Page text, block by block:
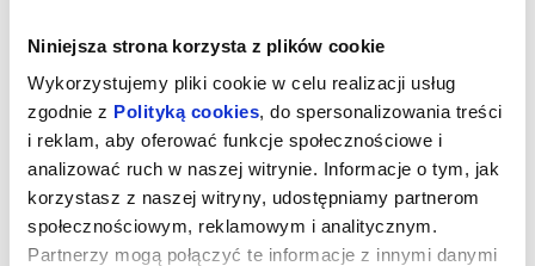
Niniejsza strona korzysta z plików cookie
Wykorzystujemy pliki cookie w celu realizacji usług
zgodnie z Polityką cookies, do spersonalizowania treści
i reklam, aby oferować funkcje społecznościowe i
analizować ruch w naszej witrynie. Informacje o tym, jak
korzystasz z naszej witryny, udostępniamy partnerom
społecznościowym, reklamowym i analitycznym.
Partnerzy mogą połączyć te informacje z innymi danymi
Sprzedaż biletów on-line na wydarzenie
została zakończona.